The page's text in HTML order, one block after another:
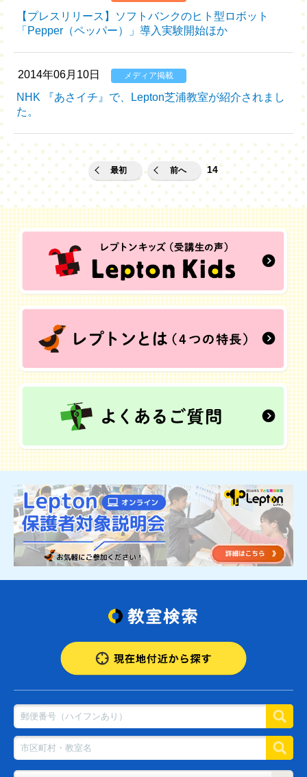
【プレスリリース】ソフトバンクのヒト型ロボット
「Pepper（ペッパー）」導入実験開始ほか
2014年06月10日 メディア掲載
NHK 『あさイチ』で、Lepton芝浦教室が紹介されまし
た。
最初 前へ 14